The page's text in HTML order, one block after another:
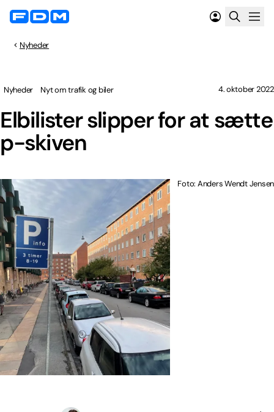
Nyheder
Elbilister slipper for at sætte
p-skiven
Nyheder Nyt om trafik og biler 4. oktober 2022
Foto: Anders Wendt Jensen